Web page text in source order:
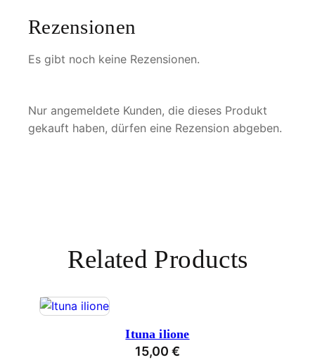
g
Rezensionen
Es gibt noch keine Rezensionen.
Nur angemeldete Kunden, die dieses Produkt
gekauft haben, dürfen eine Rezension abgeben.
Related Products
Ituna ilione
15,00 €